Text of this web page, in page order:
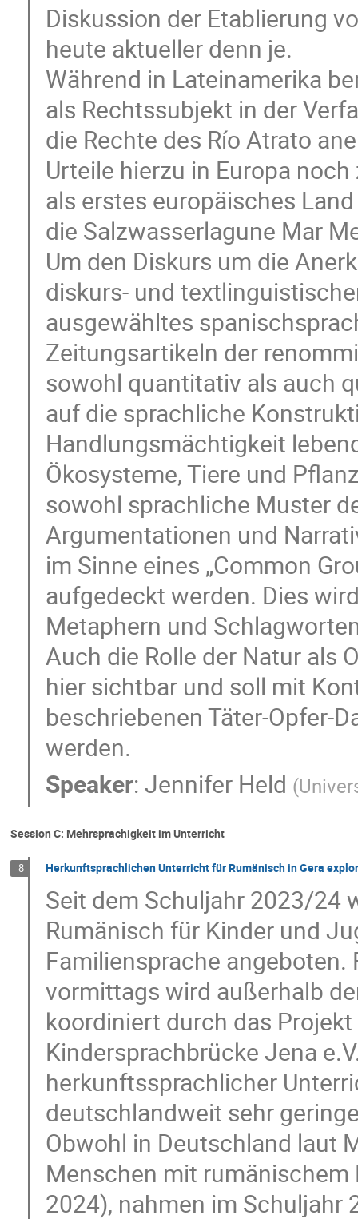
Diskussion der Etablierung
heute aktueller denn je.
Während in Lateinamerika
als Rechtssubjekt in der
die Rechte des Río Atrato
Urteile hierzu in Europa
als erstes europäisches
die Salzwasserlagune Mar
Um den Diskurs um die
diskurs- und
ausgewähltes
Zeitungsartikeln der
sowohl quantitativ als auch
auf die sprachliche
Handlungsmächtigkeit
Ökosysteme, Tiere und
sowohl sprachliche Muster
Argumentationen und
im Sinne eines „Common
aufgedeckt werden. Dies
Metaphern und
Auch die Rolle der Natur als
hier sichtbar und soll mit
beschriebenen Täter-Opfer-
werden.
Speaker:Jennifer Held (
Session C: Mehrsprachigkeit im Unterricht
8 Herkunftsprachlichen Unterricht für Rumänisch in Gera
Seit dem Schuljahr 2023/24
Rumänisch für Kinder und
Familiensprache
vormittags wird außerhalb
koordiniert durch das
Kindersprachbrücke Jena
herkunftssprachlicher
deutschlandweit sehr
Obwohl in Deutschland laut
Menschen mit
2024), nahmen im Schuljahr